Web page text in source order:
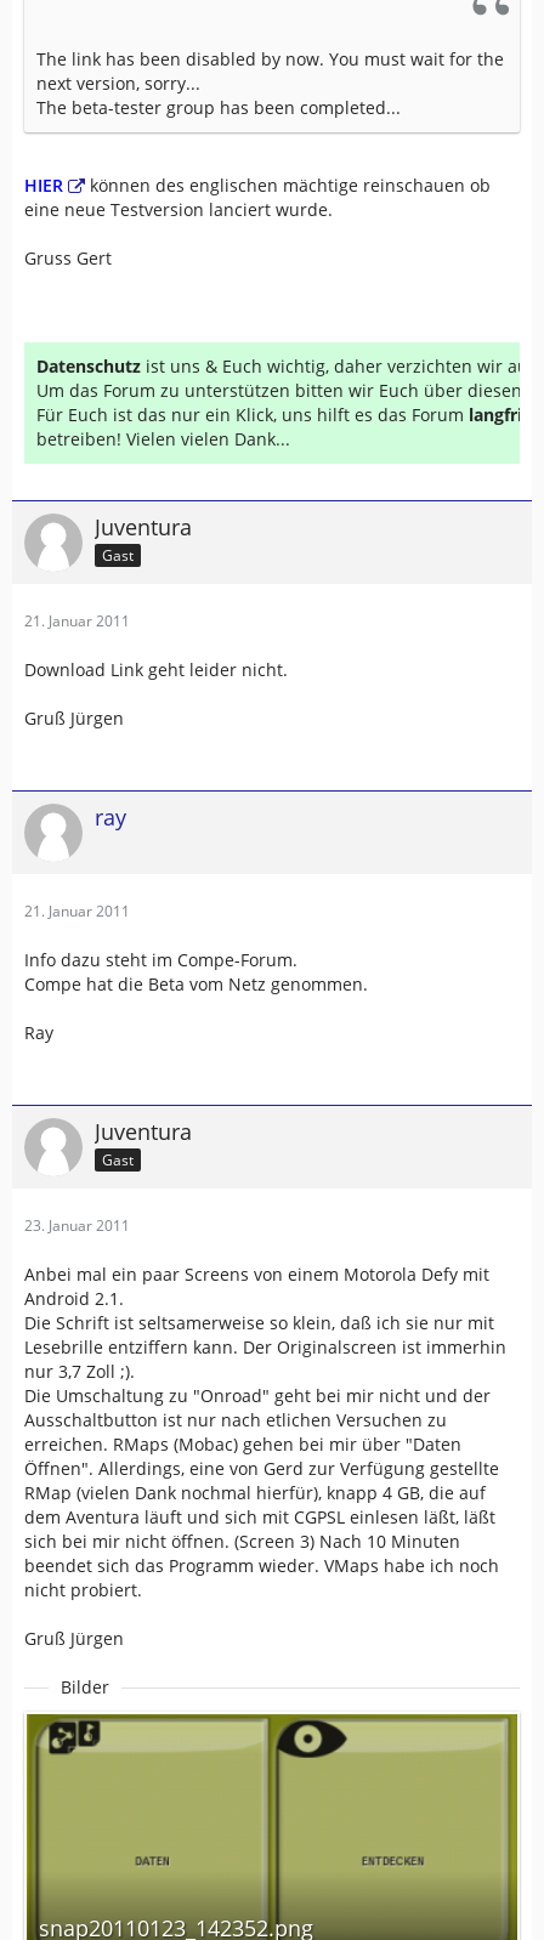
The link has been disabled by now. You must wait for the
next version, sorry...
The beta-tester group has been completed...
HIER
können des englischen mächtige reinschauen ob
eine neue Testversion lanciert wurde.
Gruss Gert
Datenschutz ist uns & Euch wichtig, daher verzichten wir auf
Um das Forum zu unterstützen bitten wir Euch über diesen
Für Euch ist das nur ein Klick, uns hilft es das Forum
betreiben! Vielen vielen Dank...
Juventura
Gast
21. Januar 2011
Download Link geht leider nicht.
Gruß Jürgen
ray
21. Januar 2011
Info dazu steht im Compe-Forum.
Compe hat die Beta vom Netz genommen.
Ray
Juventura
Gast
23. Januar 2011
Anbei mal ein paar Screens von einem Motorola Defy mit
Android 2.1.
Die Schrift ist seltsamerweise so klein, daß ich sie nur mit
Lesebrille entziffern kann. Der Originalscreen ist immerhin
nur 3,7 Zoll ;).
Die Umschaltung zu "Onroad" geht bei mir nicht und der
Ausschaltbutton ist nur nach etlichen Versuchen zu
erreichen. RMaps (Mobac) gehen bei mir über "Daten
Öffnen". Allerdings, eine von Gerd zur Verfügung gestellte
RMap (vielen Dank nochmal hierfür), knapp 4 GB, die auf
dem Aventura läuft und sich mit CGPSL einlesen läßt, läßt
sich bei mir nicht öffnen. (Screen 3) Nach 10 Minuten
beendet sich das Programm wieder. VMaps habe ich noch
nicht probiert.
Gruß Jürgen
Bilder
snap20110123_142352.png